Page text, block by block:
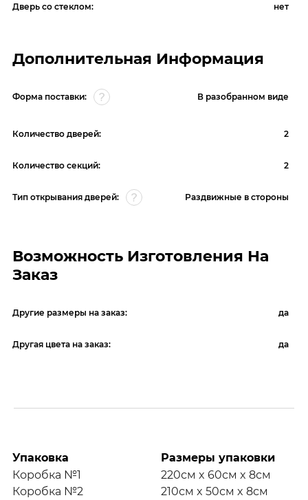
Дверь со стеклом: нет
Дополнительная Информация
Форма поставки: В разобранном виде
Количество дверей: 2
Количество секций: 2
Тип открывания дверей: Раздвижные в стороны
Возможность Изготовления На
Заказ
Другие размеры на заказ: да
Другая цвета на заказ: да
Упаковка
Коробка №1
Коробка №2
Размеры упаковки
220см x 60см x 8см
210см x 50см x 8см